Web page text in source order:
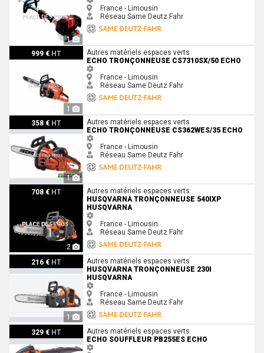
1
France - Limousin
Réseau Same Deutz Fahr
999 € HT
1
Echo Tronçonneuse CS7310SX/50 Echo
Autres matériels espaces verts
ECHO TRONÇONNEUSE CS7310SX/50 ECHO
France - Limousin
Réseau Same Deutz Fahr
358 € HT
1
Echo Tronçonneuse CS362WES/35 Echo
Autres matériels espaces verts
ECHO TRONÇONNEUSE CS362WES/35 ECHO
France - Limousin
Réseau Same Deutz Fahr
708 € HT
2
Husqvarna Tronçonneuse 540IXP Husqvarna
Autres matériels espaces verts
HUSQVARNA TRONÇONNEUSE 540IXP
HUSQVARNA
France - Limousin
Réseau Same Deutz Fahr
216 € HT
1
Husqvarna Tronçonneuse 230i Husqvarna
Autres matériels espaces verts
HUSQVARNA TRONÇONNEUSE 230I
HUSQVARNA
France - Limousin
Réseau Same Deutz Fahr
329 € HT
Echo Souffleur PB255ES EchoAutres matériels espaces verts
ECHO SOUFFLEUR PB255ES ECHO